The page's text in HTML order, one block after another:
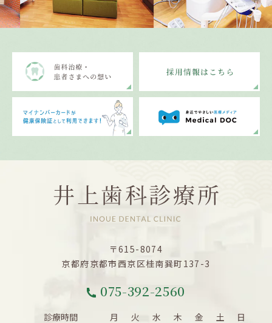
〒615-8074
京都府京都市西京区桂南巽町137-3
075-392-2560
診療時間 月 火 水 木 金 土 日